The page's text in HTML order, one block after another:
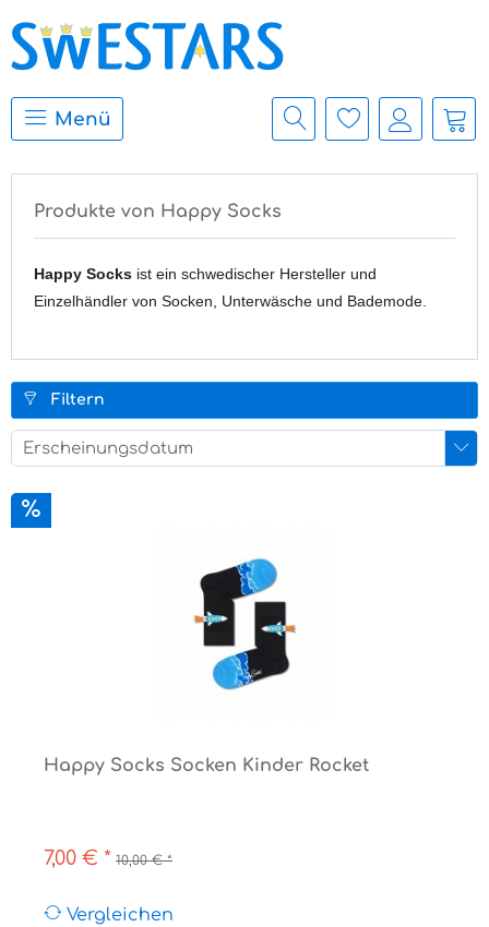
Menü
Produkte von Happy Socks
Happy Socks ist ein schwedischer Hersteller und
Einzelhändler von Socken, Unterwäsche und Bademode.
Filtern
Erscheinungsdatum
Happy Socks Socken Kinder Rocket
7,00 € * 10,00 € *
Vergleichen